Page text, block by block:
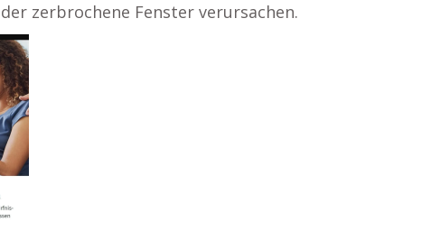
zerbrochene Fenster verursachen.